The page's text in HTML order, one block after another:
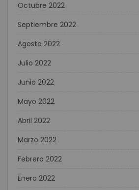
Octubre 2022
Septiembre 2022
Agosto 2022
Julio 2022
Junio 2022
Mayo 2022
Abril 2022
Marzo 2022
Febrero 2022
Enero 2022